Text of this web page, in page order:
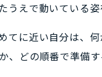
うえで動いている
てに近い自分は、
、どの順番で準備